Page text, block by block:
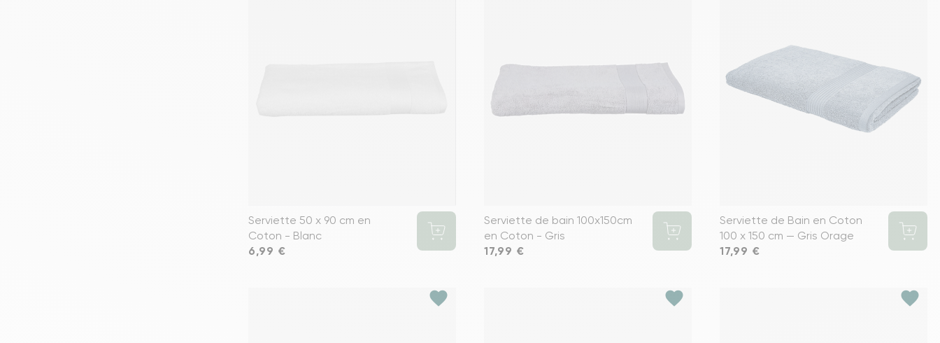
Serviette 50 x 90 cm en
Coton - Blanc
Prix
6,99 €
Serviette de bain 100x150cm
en Coton - Gris
Prix
17,99 €
Serviette de Bain en Coton
100 x 150 cm — Gris Orage
Prix
17,99 €
favorite favorite favorite